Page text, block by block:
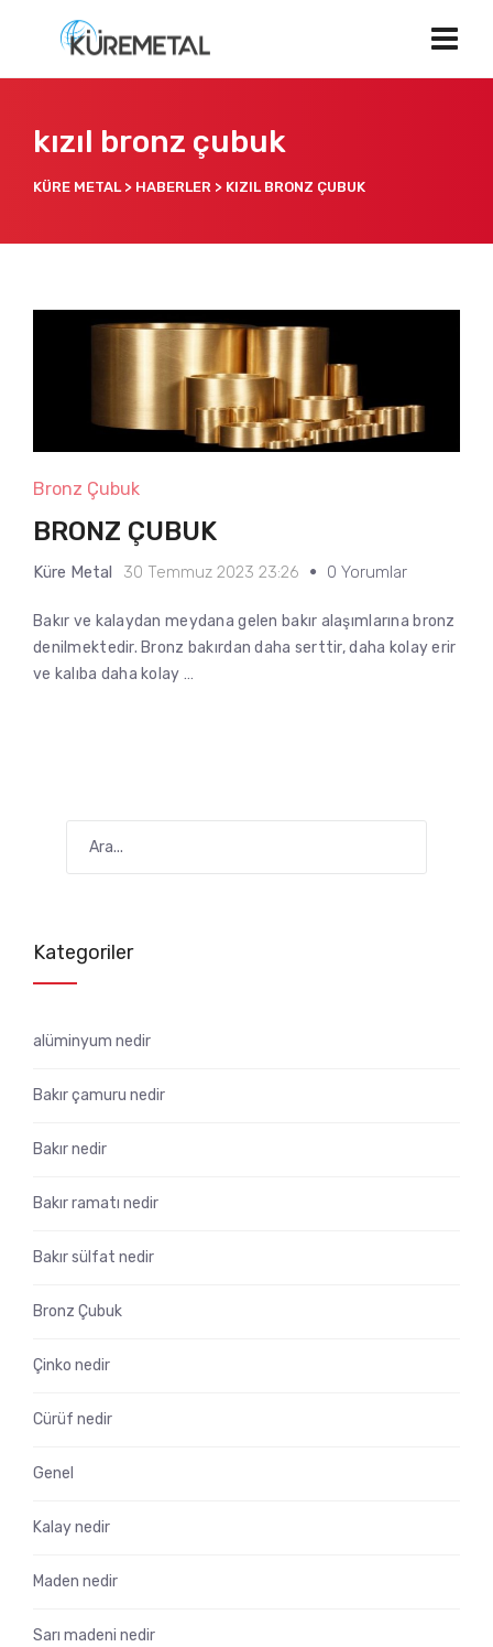
kızıl bronz çubuk
KÜRE METAL> HABERLER > KIZIL BRONZ ÇUBUK
Bronz Çubuk
BRONZ ÇUBUK
Küre Metal 30 Temmuz 2023 23:26 0 Yorumlar
Bakır ve kalaydan meydana gelen bakır alaşımlarına bronz
denilmektedir. Bronz bakırdan daha serttir, daha kolay erir
ve kalıba daha kolay …
Kategoriler
alüminyum nedir
Bakır çamuru nedir
Bakır nedir
Bakır ramatı nedir
Bakır sülfat nedir
Bronz Çubuk
Çinko nedir
Cürüf nedir
Genel
Kalay nedir
Maden nedir
Sarı madeni nedir